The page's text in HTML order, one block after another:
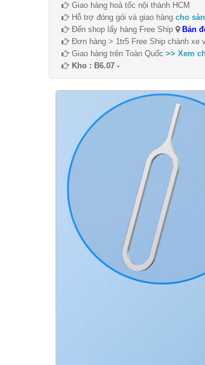
Giao hàng hoả tốc nội thành HCM
Hỗ trợ đóng gói và giao hàng cho
Đến shop lấy hàng Free Ship
Bản
Đơn hàng > 1tr5 Free Ship chành xe
Giao hàng trên Toàn Quốc >> Xem
Kho : B6.07 -